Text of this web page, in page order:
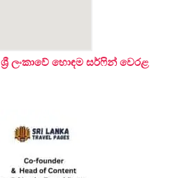
ශ්‍රී ලංකාවේ හොඳම සර්ෆින් වෙරළ